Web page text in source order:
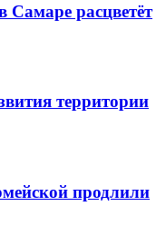
Самаре расцветёт
территории
продлили